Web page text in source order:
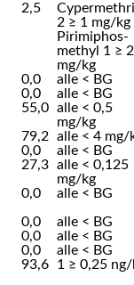
2,5
2 ≥ 1 mg/kg
Pirimiphos-
methyl 1 ≥
mg/kg
0,0
alle < BG
0,0
alle < BG
55,0 alle < 0,5
mg/kg
79,2 alle < 4 mg/
0,0
alle < BG
27,3 alle < 0,125
mg/kg
0,0
alle < BG
0,0
alle < BG
0,0
alle < BG
0,0
alle < BG
93,6
1 ≥ 0,25 ng/